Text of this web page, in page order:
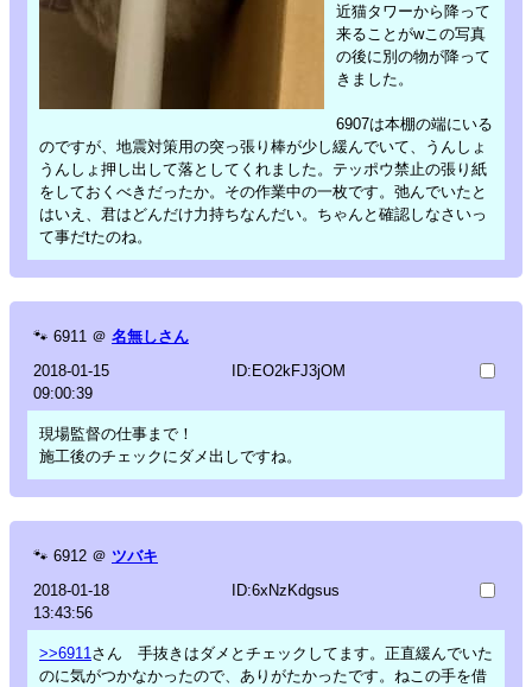
近猫タワーから降って
来ることがwこの写真
の後に別の物が降って
きました。
6907は本棚の端にいる
のですが、地震対策用の突っ張り棒が少し緩んでいて、うんしょ
うんしょ押し出して落としてくれました。テッポウ禁止の張り紙
をしておくべきだったか。その作業中の一枚です。弛んでいたと
はいえ、君はどんだけ力持ちなんだい。ちゃんと確認しなさいっ
て事だtたのね。
🐾 6911 ＠ 名無しさん
2018-01-15
09:00:39
ID:EO2kFJ3jOM
現場監督の仕事まで！
施工後のチェックにダメ出しですね。
🐾 6912 ＠ ツバキ
2018-01-18
13:43:56
ID:6xNzKdgsus
>>6911 さん 手抜きはダメとチェックしてます。正直緩んでいた
のに気がつかなかったので、ありがたかったです。ねこの手を借